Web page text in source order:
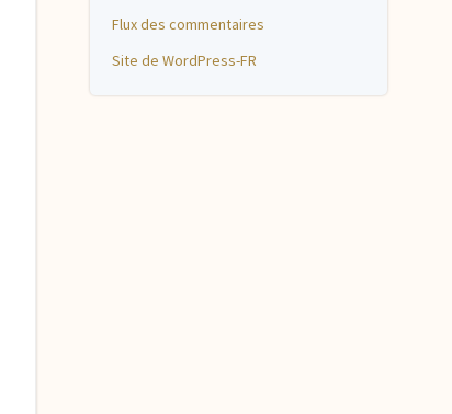
Flux des commentaires
Site de WordPress-FR